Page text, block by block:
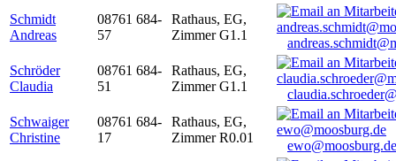
Schmidt
Andreas
08761 684-
57
Rathaus, EG,
Zimmer G1.1
Schröder
Claudia
08761 684-
51
Rathaus, EG,
Zimmer G1.1
Schwaiger
Christine
08761 684-
17
Rathaus, EG,
Zimmer R0.01
ewo@moosburg.de